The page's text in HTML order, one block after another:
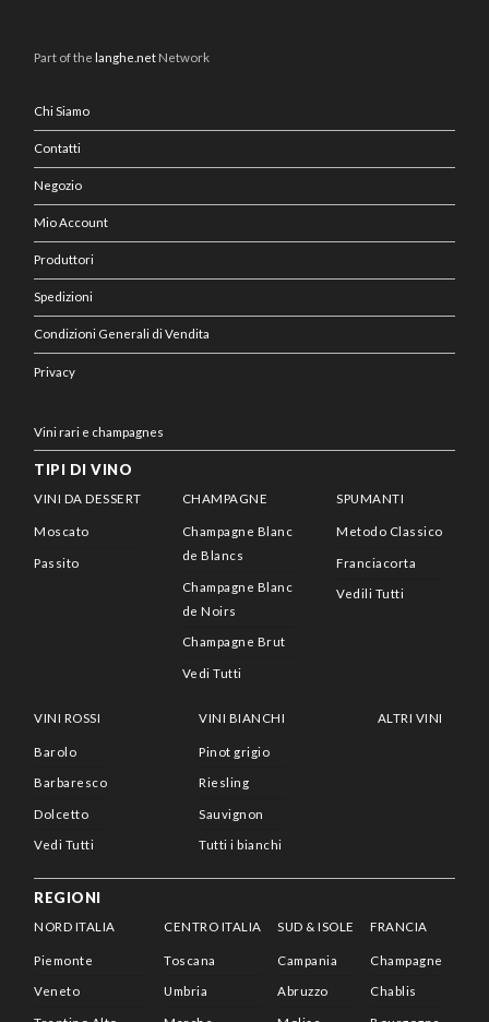
Part of thelanghe.net Network
Chi Siamo
Contatti
Negozio
Mio Account
Produttori
Spedizioni
Condizioni Generali di Vendita
Privacy
Vini rari e champagnes
TIPI DI VINO
VINI DA DESSERT
Moscato
Passito
CHAMPAGNE
Champagne Blanc
de Blancs
Champagne Blanc
de Noirs
Champagne Brut
Vedi Tutti
SPUMANTI
Metodo Classico
Franciacorta
Vedili Tutti
VINI ROSSI
Barolo
Barbaresco
Dolcetto
Vedi Tutti
VINI BIANCHI
Pinot grigio
Riesling
Sauvignon
Tutti i bianchi
ALTRI VINI
REGIONI
NORD ITALIA
Piemonte
Veneto
CENTRO ITALIA
Toscana
Umbria
SUD & ISOLE
Campania
Abruzzo
FRANCIA
Champagne
Chablis